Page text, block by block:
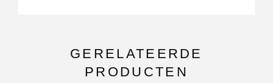
GERELATEERDE
PRODUCTEN